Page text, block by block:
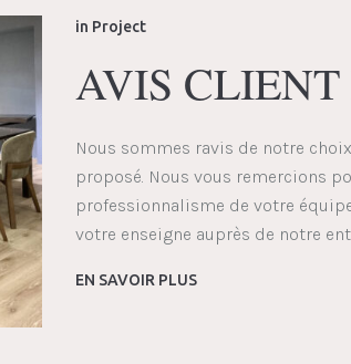
in Project
AVIS CLIENT
Nous sommes ravis de notre
proposé. Nous vous remercions
professionnalisme de votre
votre enseigne auprès de notre
EN SAVOIR PLUS